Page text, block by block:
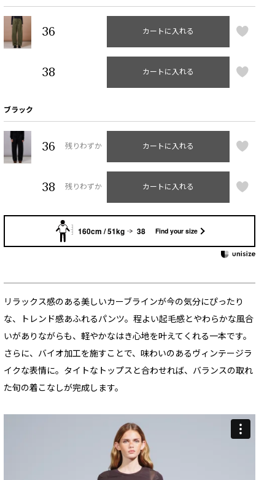
36 カートに入れる
38 カートに入れる
ブラック
36 残りわずか カートに入れる
38 残りわずか カートに入れる
160cm / 51kg 38 Find your size
リラックス感のある美しいカーブラインが今の気分にぴったり
な、トレンド感あふれるパンツ。程よい起毛感とやわらかな風合
いがありながらも、軽やかなはき心地を叶えてくれる一本です。
さらに、バイオ加工を施すことで、味わいのあるヴィンテージラ
イクな表情に。タイトなトップスと合わせれば、バランスの取れ
た旬の着こなしが完成します。